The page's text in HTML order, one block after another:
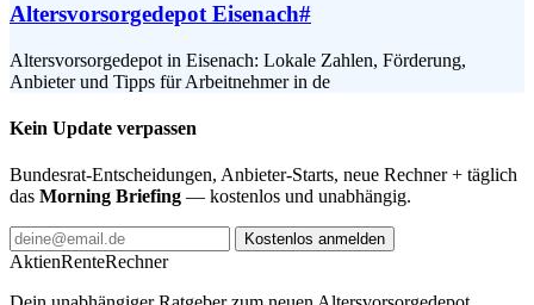
Altersvorsorgedepot Eisenach#
Altersvorsorgedepot in Eisenach: Lokale Zahlen, Förderung,
Anbieter und Tipps für Arbeitnehmer in de
Kein Update verpassen
Bundesrat-Entscheidungen, Anbieter-Starts, neue Rechner + täglich
das Morning Briefing — kostenlos und unabhängig.
Kostenlos anmelden
AktienRenteRechner